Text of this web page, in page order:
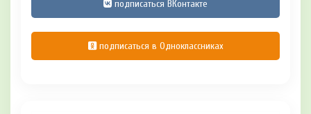
подписаться ВКонтакте
подписаться в Одноклассниках